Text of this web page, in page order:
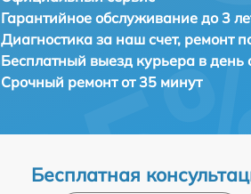
Гарантийное обслуживание до 3
Диагностика за наш счет, ремонт
Бесплатный выезд курьера в день
Срочный ремонтот 35 минут
Бесплатная